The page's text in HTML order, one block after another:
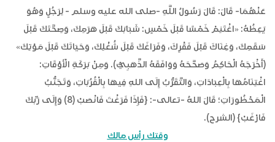
عَنْهُمَا- قَالَ: قَالَ رَسُولُ اللَّهِ -صلى الله عليه وسلم - لِرَجُلٍ وَهُوَ
يَعِظُهُ: «اغْتَنِمْ خَمْسًا قَبْلَ خَمْسٍ: شَبَابَكَ قَبْلَ هَرَمِكَ، وَصِحَّتَكَ قَبْلَ
سَقَمِكَ، وَغِنَاكَ قَبْلَ فَقْرِكَ، وَفَرَاغَكَ قَبْلَ شُغْلِكَ، وَحَيَاتَكَ قَبْلَ مَوْتِكَ»
(أَخْرَجَهُ الْحَاكِمُ وَصَحَّحَهُ وَوَافَقَهُ الذَّهَبِيُّ). وَمِنْ بَرَكَةِ الْأَوْقَاتِ:
اغْتِنَامُهَا بِالْعِبَادَاتِ، وَالتَّقَرُّبُ إِلَى اللهِ فِيهَا بِالْقُرُبَاتِ، وَتَجَنُّبُ
الْمَحْظُورَاتِ؛ قَالَ اللهُ -تعالى-: {فَإِذَا فَرَغْتَ فَانْصَبْ (8) وَإِلَى رَبِّكَ
فَارْغَبْ} (الشرح).
وقتك رأس مالك